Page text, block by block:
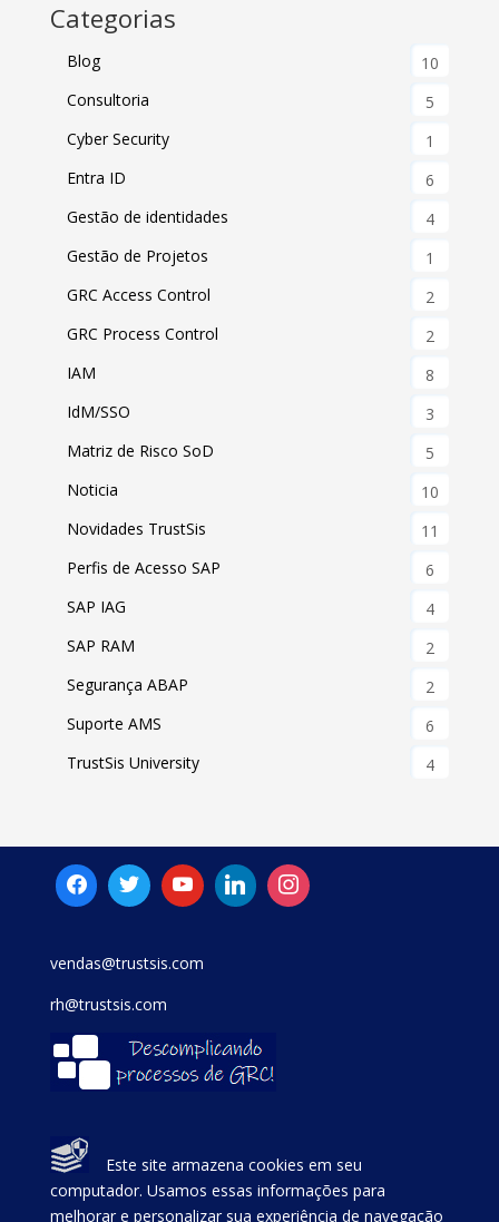
Categorias
Blog
10
Consultoria
5
Cyber Security
1
Entra ID
6
Gestão de identidades
4
Gestão de Projetos
1
GRC Access Control
2
GRC Process Control
2
IAM
8
IdM/SSO
3
Matriz de Risco SoD
5
Noticia
10
Novidades TrustSis
11
Perfis de Acesso SAP
6
SAP IAG
4
SAP RAM
2
Segurança ABAP
2
Suporte AMS
6
TrustSis University
4
vendas@trustsis.com
rh@trustsis.com
Este site armazena cookies em seu
computador. Usamos essas informações para
melhorar e personalizar sua experiência de navegação